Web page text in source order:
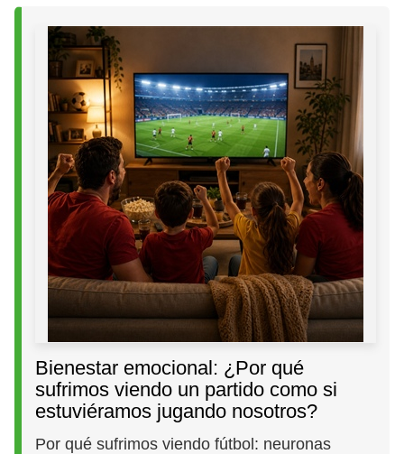
Bienestar emocional: ¿Por qué
sufrimos viendo un partido como si
estuviéramos jugando nosotros?
Por qué sufrimos viendo fútbol: neuronas